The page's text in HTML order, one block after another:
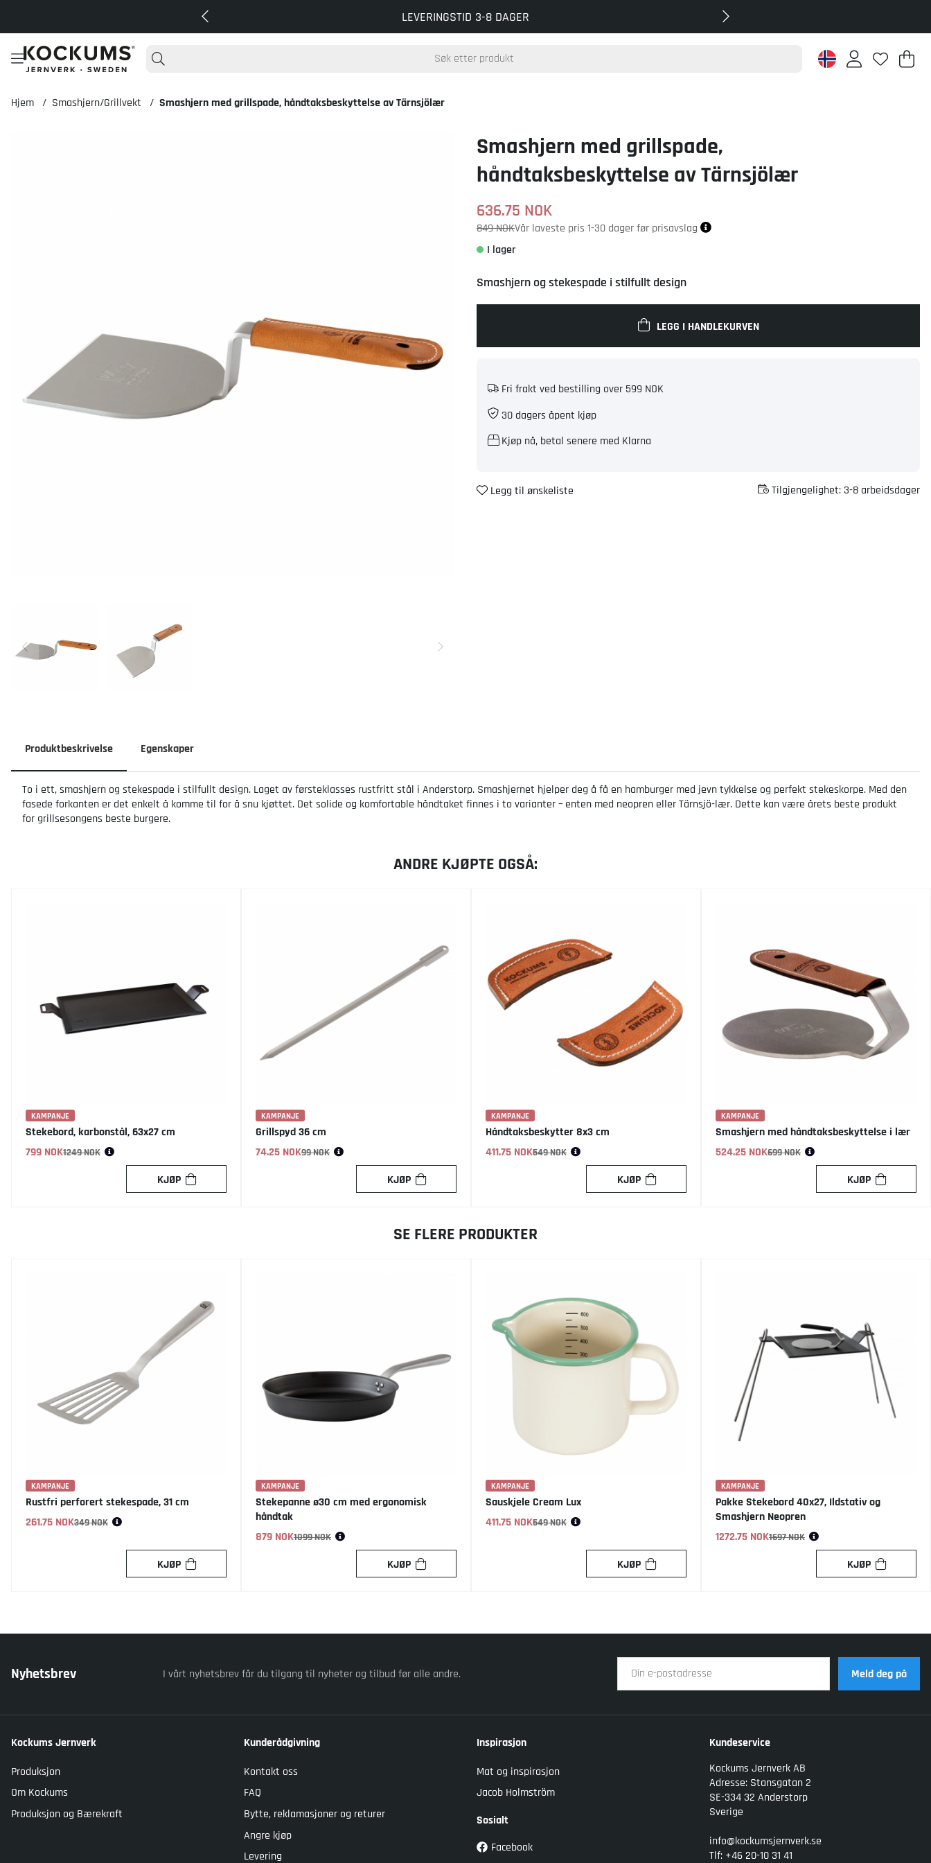
LEVERINGSTID 3-8 DAGER
FRI FRAKT VED BESTILLING OVER 599 NOK
.
Hjem Smashjern/Grillvekt Smashjern med grillspade, håndtaksbeskyttelse av Tärnsjölær
Smashjern med grillspade,
håndtaksbeskyttelse av Tärnsjölær
636.75 NOK
849 NOKVår laveste pris 1-30 dager før prisavslag
Smashjern og stekespade i stilfullt design
LEGG I HANDLEKURVEN
Fri frakt ved bestilling over 599 NOK
30 dagers åpent kjøp
Kjøp nå, betal senere med Klarna
Legg til ønskeliste Tilgjengelighet:3-8 arbeidsdager
Produktbeskrivelse Egenskaper
To i ett, smashjern og stekespade i stilfullt design. Laget av førsteklasses rustfritt stål i Anderstorp. Smashjernet hjelper deg å få en hamburger med jevn tykkelse og perfekt stekeskorpe. Med den
fasede forkanten er det enkelt å komme til for å snu kjøttet. Det solide og komfortable håndtaket finnes i to varianter – enten med neopren eller Tärnsjö-lær. Dette kan være årets beste produkt
for grillsesongens beste burgere.
ANDRE KJØPTE OGSÅ:
KAMPANJE
Stekebord, karbonstål, 63x27 cm
799 NOK
Vanlig pris:1249 NOK
KJØP
KAMPANJE
Grillspyd 36 cm
74.25 NOK
Vanlig pris:99 NOK
KJØP
KAMPANJE
Håndtaksbeskytter 8x3 cm
411.75 NOK
Vanlig pris:549 NOK
KJØP
KAMPANJE
Smashjern med håndtaksbeskyttelse i lær
524.25 NOK
Vanlig pris:699 NOK
KJØP
SE FLERE PRODUKTER
KAMPANJE
Rustfri perforert stekespade, 31 cm
261.75 NOK
Vanlig pris:349 NOK
KJØP
KAMPANJE
Stekepanne ø30 cm med ergonomisk
håndtak
879 NOK
Vanlig pris:1099 NOK
KJØP
KAMPANJE
Sauskjele Cream Lux
411.75 NOK
Vanlig pris:549 NOK
KJØP
KAMPANJE
Pakke Stekebord 40x27, Ildstativ og
Smashjern Neopren
1272.75 NOK
Vanlig pris: 1697 NOK
KJØP
Nyhetsbrev I vårt nyhetsbrev får du tilgang til nyheter og tilbud før alle andre. Meld deg på
Kockums Jernverk
Produksjon
Om Kockums
Produksjon og Bærekraft
Kunderådgivning
Kontakt oss
FAQ
Bytte, reklamasjoner og returer
Angre kjøp
Levering
Inspirasjon
Mat og inspirasjon
Jacob Holmström
Sosialt
Facebook
Kundeservice
Kockums Jernverk AB
Adresse: Stansgatan 2
SE-334 32 Anderstorp
Sverige
info@kockumsjernverk.se
Tlf: +46 20-10 31 41